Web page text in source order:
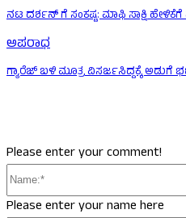
ನಟ ದರ್ಶನ್ ಗೆ ಸಂಕಷ್ಟ: ಮಾಫಿ ಸಾಕ್ಷಿ
ಅಪರಾಧ
ಗ್ಯಾರೆಜ್ ಬಳಿ ಮೂತ್ರ ವಿಸರ್ಜಸಿದ್ದಕ್ಕೆ ಅಡುಗೆ
Please enter your comment!
Please enter your name here